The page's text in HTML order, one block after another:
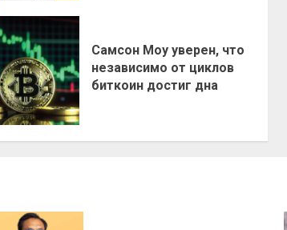
Самсон Моу уверен, что
независимо от циклов
биткоин достиг дна